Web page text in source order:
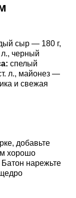
сыр — 180 г,
черный
спелый
л., майонез —
и свежая
добавьте
хорошо
нарежьте